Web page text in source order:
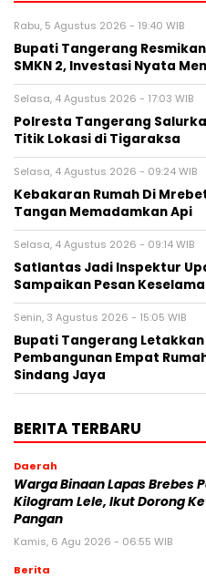
Rabu, 5 Agustus 2026 - 19:40 WIB
‎Bupati Tangerang
SMKN 2, Investasi Nyata
Selasa, 4 Agustus 2026 - 17:03 WIB
Polresta Tangerang
Titik Lokasi di Tigaraksa
Selasa, 4 Agustus 2026 - 09:24 WIB
Kebakaran Rumah Di
Tangan Memadamkan Api
Selasa, 4 Agustus 2026 - 09:14 WIB
Satlantas Jadi Inspektur
Sampaikan Pesan
Senin, 3 Agustus 2026 - 15:05 WIB
Bupati Tangerang
Pembangunan Empat
Sindang Jaya
BERITA TERBARU
Daerah
Warga Binaan Lapas Brebes
Kilogram Lele, Ikut Dorong
Pangan
Kamis, 6 Agu 2026 - 06:55 WIB
Berita